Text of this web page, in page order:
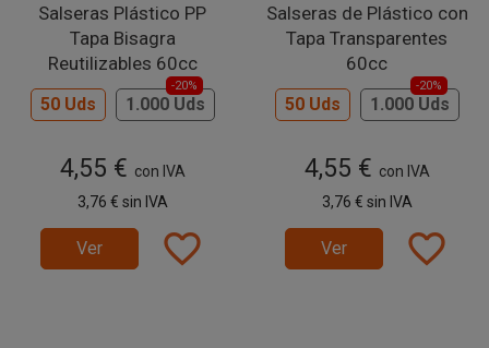
Salseras Plástico PP
Tapa Bisagra
Reutilizables 60cc
50 Uds 1.000 Uds
-20%
4,55 € con IVA
3,76 € sin IVA
Ver favorite_border
Salseras de Plástico con
Tapa Transparentes
60cc
50 Uds 1.000 Uds
-20%
4,55 € con IVA
3,76 € sin IVA
Ver favorite_border